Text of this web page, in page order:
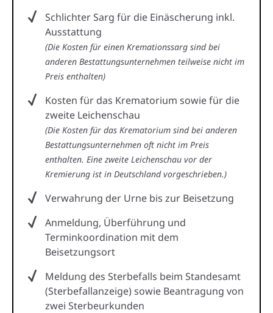
Schlichter Sarg für die Einäscherung inkl.
Ausstattung
(Die Kosten für einen Kremationssarg sind bei
anderen Bestattungsunternehmen teilweise nicht im
Preis enthalten)
Kosten für das Krematorium sowie für die
zweite Leichenschau
(Die Kosten für das Krematorium sind bei anderen
Bestattungsunternehmen oft nicht im Preis
enthalten. Eine zweite Leichenschau vor der
Kremierung ist in Deutschland vorgeschrieben.)
Verwahrung der Urne bis zur Beisetzung
Anmeldung, Überführung und
Terminkoordination mit dem
Beisetzungsort
Meldung des Sterbefalls beim Standesamt
(Sterbefallanzeige) sowie Beantragung von
zwei Sterbeurkunden